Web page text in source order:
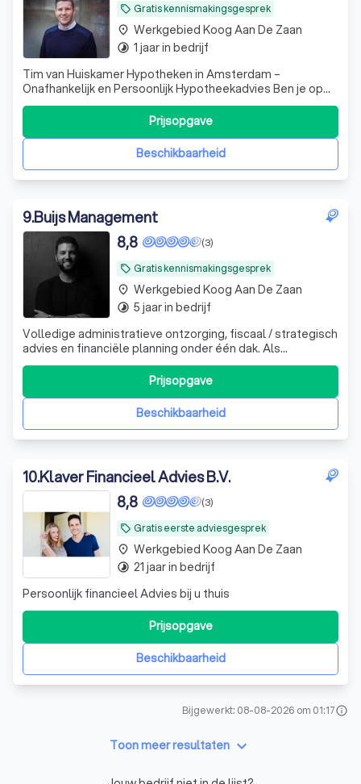
local_offer Gratis kennismakingsgesprek
Tim van Huiskamer Hypotheken in Amsterdam –
Onafhankelijk en Persoonlijk Hypotheekadvies Ben je op
zoek naar een betrokken en onafhankelijke
hypotheekadviseur in Amsterdam? Bij Tim van Huiskamer
Hypotheken staat persoonlijk contact en begrijpelijk
advies centraal. Met jarenlange ervaring in hypothee
Beschikbaarheid
Prijsopgave
place Werkgebied Koog Aan De Zaan
timelapse 1 jaar in bedrijf
9.Buijs Management
local_offer Gratis kennismakingsgesprek
(3)
8,8
Volledige administratieve ontzorging, fiscaal / strategisch
advies en financiële planning onder één dak. Als
gecertificeerd Financieel Planner (CFP®) kijken we verder
Beschikbaarheid
Prijsopgave
place Werkgebied Koog Aan De Zaan
timelapse 5 jaar in bedrijf
10.Klaver Financieel Advies B.V.
local_offer Gratis eerste adviesgesprek
(3)
8,8
Persoonlijk financieel Advies bij u thuis
Beschikbaarheid
Prijsopgave
place Werkgebied Koog Aan De Zaan
timelapse 21 jaar in bedrijf
Bijgewerkt: 08-08-2026 om 01:17info
Toon meer resultaten keyboard_arrow_down